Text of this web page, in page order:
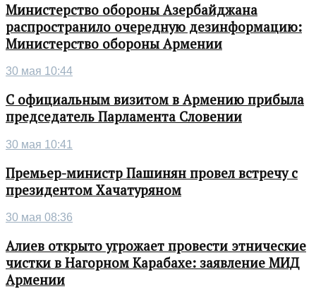
Министерство обороны Азербайджана
распространило очередную дезинформацию:
Министерство обороны Армении
30 мая 10:44
С официальным визитом в Армению прибыла
председатель Парламента Словении
30 мая 10:41
Премьер-министр Пашинян провел встречу с
президентом Хачатуряном
30 мая 08:36
Алиев открыто угрожает провести этнические
чистки в Нагорном Карабахе: заявление МИД
Армении